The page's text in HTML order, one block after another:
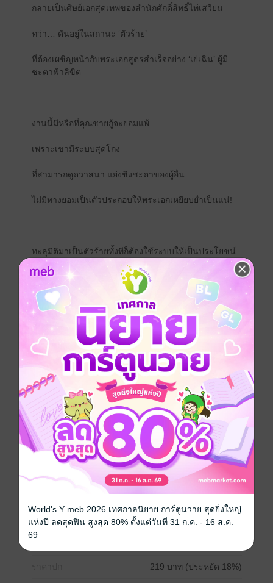
กลายเป็นศิษย์เอกสุดเทพของสำนักศักดิ์สิทธิ์ไท่เสวียน
ทว่า… ดันอยู่ในสถานะ ‘ตัวร้าย’
ที่ต้องเผชิญหน้ากับพระเอกสูตรสำเร็จอย่าง ‘เย่เฉิน’ ผู้มี
ชะตาฟ้าลิขิต
งานนี้มีหรือที่คุณชายกู้จะยอมแพ้..
เพราะเขามีระบบสุดโกง
ที่สามารถดูดวาสนา แย่งชิงชะตาของผู้อื่น
ไม่มีทางยอมเป็นตัวประกอบให้พระเอกเหยียบย่ำเป็นแน่!
ทะลุมิติมาเป็นตัวร้ายทั้งทีก็ต้องใช้ระบบให้เป็นประโยชน์
บิดเบือนชะตาฟ้า เพิ่มแต้มชะตาสวรรค์ แลกเคล็ดวิชาลับ
อัพเกรดพลัง...
เตรียมพบกับการพลิกบทบาทครั้งยิ่งใหญ่
การปูทางก้าวสู่จุดสูงสุด ของ(ว่าที่)ตัวร้ายสุดเจ้าเล่ห์แห่ง
ยุค.."
หนังสือแปล กำลังภายใน แฟนตาซี
นิยายจีนแปล
ยึดครองใต้หล้าด้วยระบบมารร้ายแห่งโชคชะตา
pdf, epub
วันที่วางขาย 22 เมษายน 2569
219 บาท (ประหยัด 18%)
World's Y meb 2026 เทศกาลนิยาย การ์ตูนวาย สุดยิ่งใหญ่
แห่งปี ลดสุดฟิน สูงสุด 80% ตั้งแต่วันที่ 31 ก.ค. - 16 ส.ค.
69